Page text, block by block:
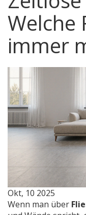
Welche
immer
Okt, 10 2025
Wenn man über